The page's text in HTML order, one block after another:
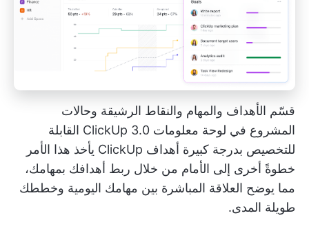
قسّم الأهداف والمهام والنقاط الرشيقة وحالات
المشروع في لوحة معلومات ClickUp 3.0 القابلة
للتخصيص بدرجة كبيرة أهداف ClickUp
يأخذ هذا الأمر
خطوةً أخرى إلى الأمام من خلال ربط أهدافك بمهامك،
مما يوضح العلاقة المباشرة بين مهامك اليومية وخططك
طويلة المدى.